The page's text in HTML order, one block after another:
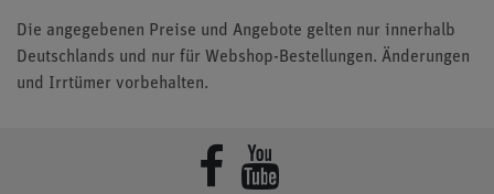
Die angegebenen Preise und Angebote gelten nur innerhalb
Deutschlands und nur für Webshop-Bestellungen. Änderungen
und Irrtümer vorbehalten.